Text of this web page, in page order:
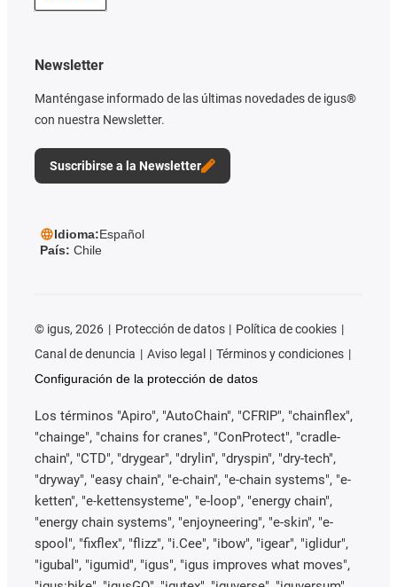
Newsletter
Manténgase informado de las últimas novedades de igus®
con nuestra Newsletter.
Suscribirse a la Newsletter
Idioma:Español
País: Chile
© igus, 2026 Protección de datos
Política de cookies
Canal de denuncia
Aviso legal
Términos y condiciones
Configuración de la protección de datos
Los términos "Apiro", "AutoChain", "CFRIP", "chainflex",
"chainge", "chains for cranes", "ConProtect", "cradle-
chain", "CTD", "drygear", "drylin", "dryspin", "dry-tech",
"dryway", "easy chain", "e-chain", "e-chain systems", "e-
ketten", "e-kettensysteme", "e-loop", "energy chain",
"energy chain systems", "enjoyneering", "e-skin", "e-
spool", "fixflex", "flizz", "i.Cee", "ibow", "igear", "iglidur",
"igubal", "igumid", "igus", "igus improves what moves",